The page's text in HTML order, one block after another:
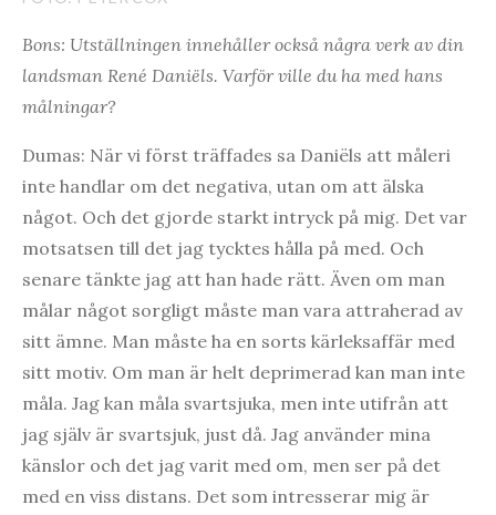
Bons: Utställningen innehåller också några verk av din
landsman René Daniëls. Varför ville du ha med hans
målningar?
Dumas: När vi först träffades sa Daniëls att måleri
inte handlar om det negativa, utan om att älska
något. Och det gjorde starkt intryck på mig. Det var
motsatsen till det jag tycktes hålla på med. Och
senare tänkte jag att han hade rätt. Även om man
målar något sorgligt måste man vara attraherad av
sitt ämne. Man måste ha en sorts kärleksaffär med
sitt motiv. Om man är helt deprimerad kan man inte
måla. Jag kan måla svartsjuka, men inte utifrån att
jag själv är svartsjuk, just då. Jag använder mina
känslor och det jag varit med om, men ser på det
med en viss distans. Det som intresserar mig är